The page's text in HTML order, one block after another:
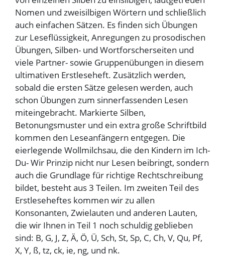
Nomen und zweisilbigen Wörtern und schließlich
auch einfachen Sätzen. Es finden sich Übungen
zur Leseflüssigkeit, Anregungen zu prosodischen
Übungen, Silben- und Wortforscherseiten und
viele Partner- sowie Gruppenübungen in diesem
ultimativen Erstleseheft. Zusätzlich werden,
sobald die ersten Sätze gelesen werden, auch
schon Übungen zum sinnerfassenden Lesen
miteingebracht. Markierte Silben,
Betonungsmuster und ein extra große Schriftbild
kommen den Leseanfängern entgegen. Die
eierlegende Wollmilchsau, die den Kindern im Ich-
Du- Wir Prinzip nicht nur Lesen beibringt, sondern
auch die Grundlage für richtige Rechtschreibung
bildet, besteht aus 3 Teilen. Im zweiten Teil des
Erstleseheftes kommen wir zu allen
Konsonanten, Zwielauten und anderen Lauten,
die wir Ihnen in Teil 1 noch schuldig geblieben
sind: B, G, J, Z, Ä, Ö, Ü, Sch, St, Sp, C, Ch, V, Qu, Pf,
X, Y, ß, tz, ck, ie, ng, und nk.